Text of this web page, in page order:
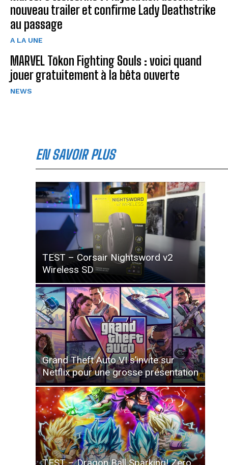
nouveau trailer et confirme Lady Deathstrike
au passage
A LA UNE
MARVEL Tōkon Fighting Souls : voici quand
jouer gratuitement à la bêta ouverte
NEWS
EN SAVOIR PLUS
TEST – Corsair Nightsword v2
Wireless SD
Grand Theft Auto VI s’invite sur
Netflix pour une grosse présentation